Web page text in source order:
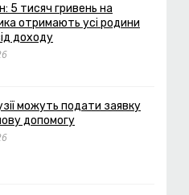
5 тисяч гривень на
отримають усі родини
доходу
можуть подати заявку
допомогу